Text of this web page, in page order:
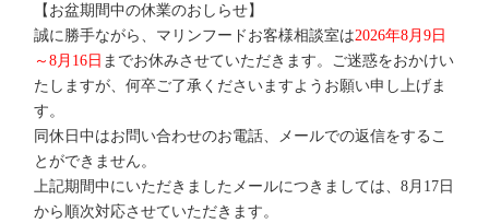
【お盆期間中の休業のおしらせ】
誠に勝手ながら、マリンフードお客様相談室は2026年8月9日
～8月16日 までお休みさせていただきます。ご迷惑をおかけい
たしますが、何卒ご了承くださいますようお願い申し上げま
す。
同休日中はお問い合わせのお電話、メールでの返信をするこ
とができません。
上記期間中にいただきましたメールにつきましては、8月17日
から順次対応させていただきます。